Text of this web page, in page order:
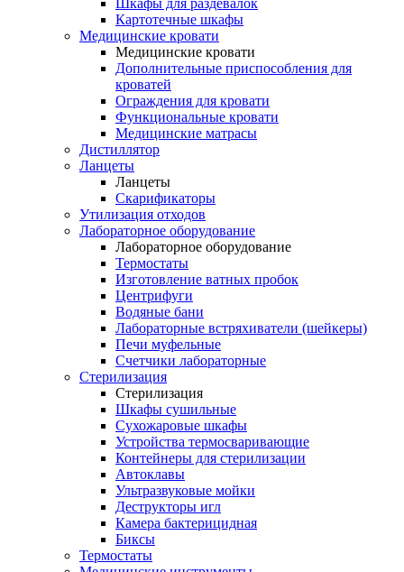
Шкафы для раздевалок
Картотечные шкафы
Медицинские кровати
Медицинские кровати
Дополнительные приспособления для
кроватей
Ограждения для кровати
Функциональные кровати
Медицинские матрасы
Дистиллятор
Ланцеты
Ланцеты
Скарификаторы
Утилизация отходов
Лабораторное оборудование
Лабораторное оборудование
Термостаты
Изготовление ватных пробок
Центрифуги
Водяные бани
Лабораторные встряхиватели (шейкеры)
Печи муфельные
Счетчики лабораторные
Стерилизация
Стерилизация
Шкафы сушильные
Сухожаровые шкафы
Устройства термосваривающие
Контейнеры для стерилизации
Автоклавы
Ультразвуковые мойки
Деструкторы игл
Камера бактерицидная
Биксы
Термостаты